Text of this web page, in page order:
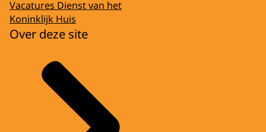
Vacatures Dienst van het
Koninklijk Huis
Over deze site